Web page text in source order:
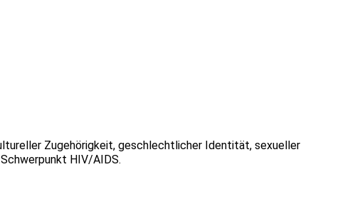
Zugehörigkeit, geschlechtlicher Identität, sexueller
HIV/AIDS.